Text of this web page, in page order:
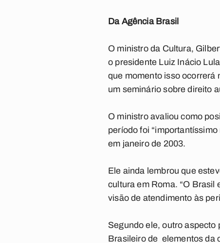
Da Agência Brasil
O ministro da Cultura,
o presidente Luiz Inácio
que momento isso ocorrerá
um seminário sobre direito
O ministro avaliou como
período foi
em janeiro de 2003.
Ele ainda lembrou que
cultura em Roma. “O Brasil
visão de atendimento às
Segundo ele, outro aspecto
Brasileiro de elementos da